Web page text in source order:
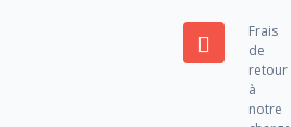
Frais
de
retour
à
notre